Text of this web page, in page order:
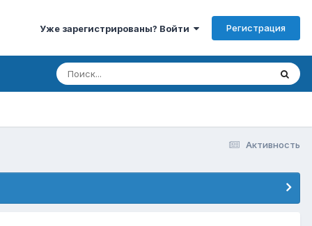
Уже зарегистрированы? Войти Регистрация
Активность